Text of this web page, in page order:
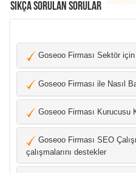
Sıkça Sorulan Sorular
Goseoo Firması Sektör
Goseoo Firması ile Nasıl
Goseoo Firması Kurucusu
Goseoo Firması SEO
çalışmalarını destekler